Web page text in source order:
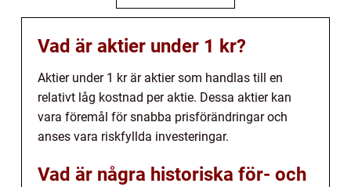
Vad är aktier under 1 kr?
Aktier under 1 kr är aktier som handlas till en
relativt låg kostnad per aktie. Dessa aktier kan
vara föremål för snabba prisförändringar och
anses vara riskfyllda investeringar.
Vad är några historiska för- och